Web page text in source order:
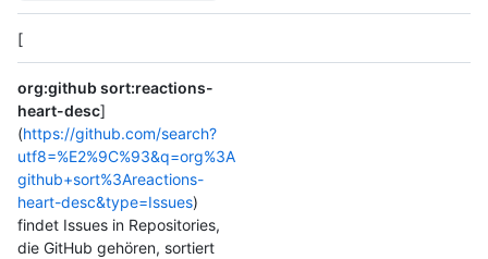
[
org:github sort:reactions-
heart-desc]
(https://github.com/search?
utf8=%E2%9C%93&q=org%3A
github+sort%3Areactions-
heart-desc&type=Issues)
findet Issues in Repositories,
die GitHub gehören, sortiert